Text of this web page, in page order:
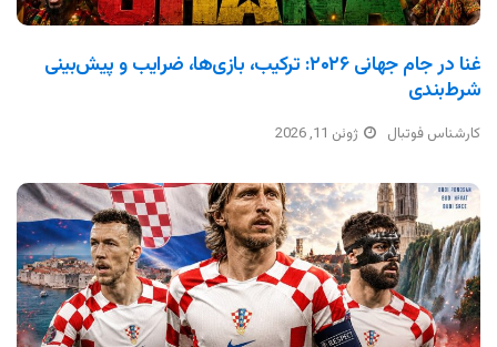
غنا در جام جهانی ۲۰۲۶: ترکیب، بازی‌ها، ضرایب و پیش‌بینی
شرط‌بندی
کارشناس فوتبال ژوئن 11, 2026